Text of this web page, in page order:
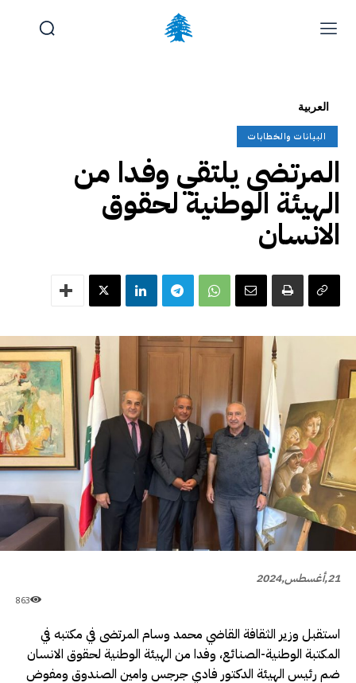
العربية
البيانات والخطابات
المرتضى يلتقي وفدا من
الهيئة الوطنية لحقوق
الانسان
21,أغسطس,2024
863
استقبل وزير الثقافة القاضي محمد وسام المرتضى في مكتبه في
المكتبة الوطنية-الصنائع، وفدا من الهيئة الوطنية لحقوق الانسان
ضم رئيس الهيئة الدكتور فادي جرجس وامين الصندوق ومفوض